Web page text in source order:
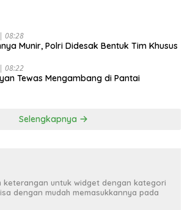
08:28
Munir, Polri Didesak Bentuk Tim Khusus
08:22
Tewas Mengambang di Pantai
Selengkapnya
keterangan untuk widget dengan kategori
dengan mudah memasukkannya pada